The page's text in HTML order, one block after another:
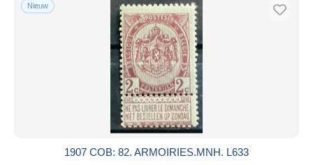
Nieuw
1907 COB: 82. ARMOIRIES.MNH. L633